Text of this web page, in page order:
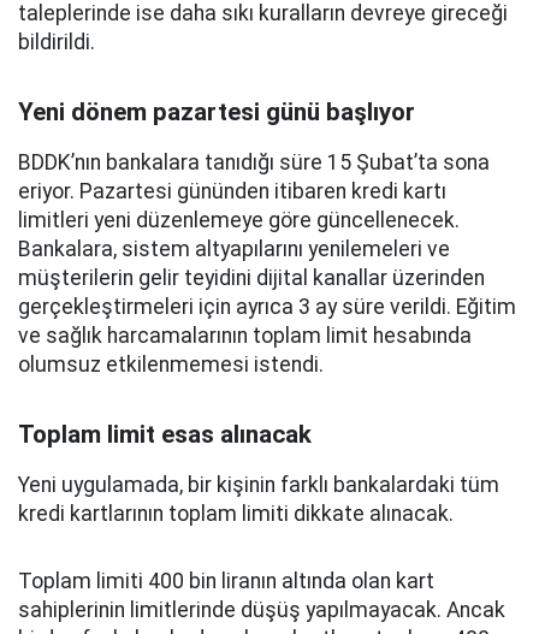
taleplerinde ise daha sıkı kuralların devreye gireceği
bildirildi.
Yeni dönem pazartesi günü başlıyor
BDDK’nın bankalara tanıdığı süre 15 Şubat’ta sona
eriyor. Pazartesi gününden itibaren kredi kartı
limitleri yeni düzenlemeye göre güncellenecek.
Bankalara, sistem altyapılarını yenilemeleri ve
müşterilerin gelir teyidini dijital kanallar üzerinden
gerçekleştirmeleri için ayrıca 3 ay süre verildi. Eğitim
ve sağlık harcamalarının toplam limit hesabında
olumsuz etkilenmemesi istendi.
Toplam limit esas alınacak
Yeni uygulamada, bir kişinin farklı bankalardaki tüm
kredi kartlarının toplam limiti dikkate alınacak.
Toplam limiti 400 bin liranın altında olan kart
sahiplerinin limitlerinde düşüş yapılmayacak. Ancak